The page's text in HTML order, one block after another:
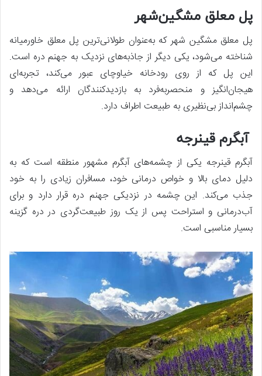
پل معلق مشگین‌شهر
پل معلق مشگین‌ شهر که به‌عنوان طولانی‌ترین پل معلق خاورمیانه
شناخته می‌شود، یکی دیگر از جاذبه‌های نزدیک به جهنم دره است.
این پل که از روی رودخانه خیاوچای عبور می‌کند، تجربه‌ای
هیجان‌انگیز و منحصربه‌فرد به بازدیدکنندگان ارائه می‌دهد و
چشم‌انداز بی‌نظیری به طبیعت اطراف دارد.
آبگرم قینرجه
آبگرم قینرجه یکی از چشمه‌های آبگرم مشهور منطقه است که به
دلیل دمای بالا و خواص درمانی خود، مسافران زیادی را به خود
جذب می‌کند. این چشمه در نزدیکی جهنم دره قرار دارد و برای
آب‌درمانی و استراحت پس از یک روز طبیعت‌گردی در دره گزینه
بسیار مناسبی است.